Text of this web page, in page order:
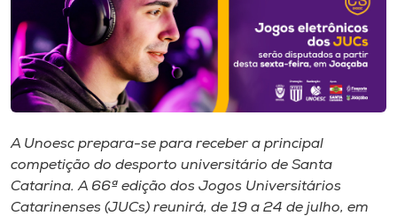
Diplomados
Cultura
CPA
Biblioteca
A Unoesc prepara-se para receber a principal
competição do desporto universitário de Santa
Catarina. A 66ª edição dos Jogos Universitários
Catarinenses (JUCs) reunirá, de 19 a 24 de julho, em